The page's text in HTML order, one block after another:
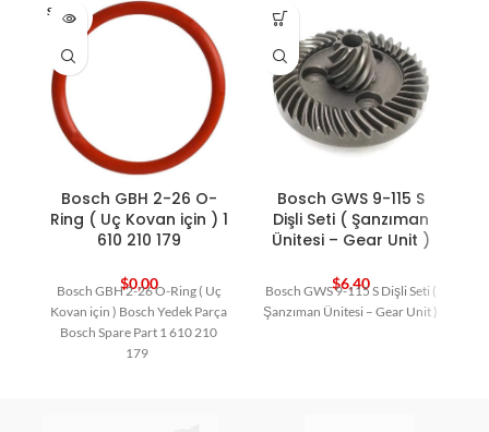
SOLD O
UT
Bosch GBH 2-26 O-
Ring ( Uç Kovan için ) 1
610 210 179
$0,00
Bosch GBH 2-26 O-Ring ( Uç
Kovan için ) Bosch Yedek Parça
Bosch Spare Part 1 610 210
179
Bosch GWS 9-115 S
Dişli Seti ( Şanzıman
Ünitesi – Gear Unit )
$6,40
Bosch GWS 9-115 S Dişli Seti (
Şanzıman Ünitesi – Gear Unit )